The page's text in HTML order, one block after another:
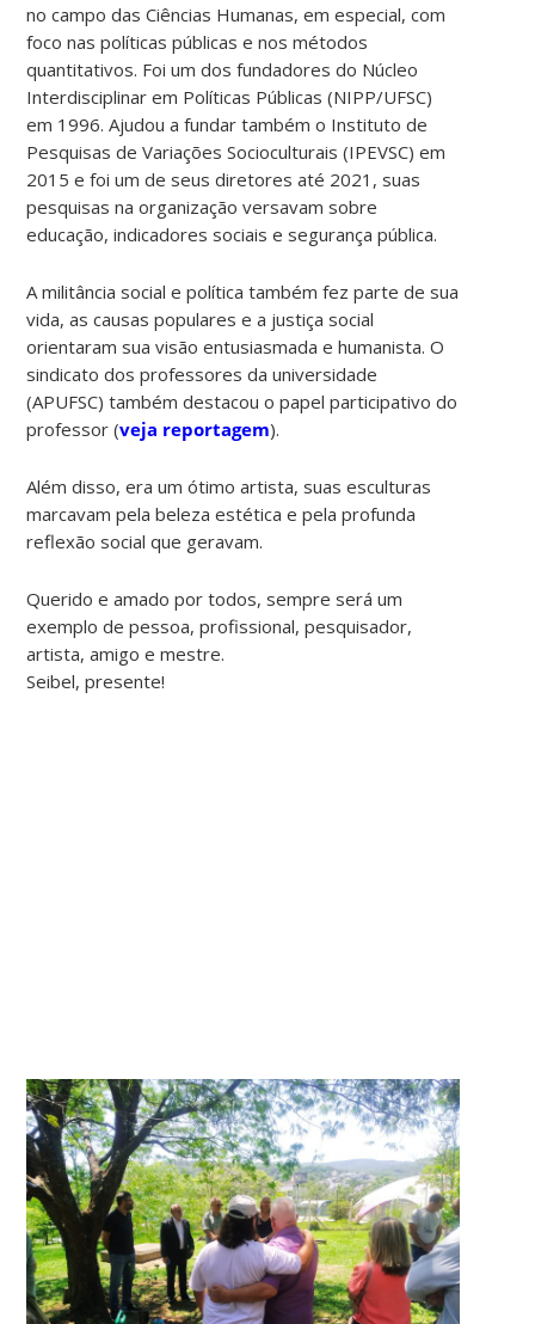
no campo das Ciências Humanas, em especial, com
foco nas políticas públicas e nos métodos
quantitativos. Foi um dos fundadores do Núcleo
Interdisciplinar em Políticas Públicas (NIPP/UFSC)
em 1996. Ajudou a fundar também o Instituto de
Pesquisas de Variações Socioculturais (IPEVSC) em
2015 e foi um de seus diretores até 2021, suas
pesquisas na organização versavam sobre
educação, indicadores sociais e segurança pública.
A militância social e política também fez parte de sua
vida, as causas populares e a justiça social
orientaram sua visão entusiasmada e humanista. O
sindicato dos professores da universidade
(APUFSC) também destacou o papel participativo do
professor (veja reportagem).
Além disso, era um ótimo artista, suas esculturas
marcavam pela beleza estética e pela profunda
reflexão social que geravam.
Querido e amado por todos, sempre será um
exemplo de pessoa, profissional, pesquisador,
artista, amigo e mestre.
Seibel, presente!